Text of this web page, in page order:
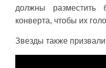
должны разместить
конверта, чтобы их
Звезды также